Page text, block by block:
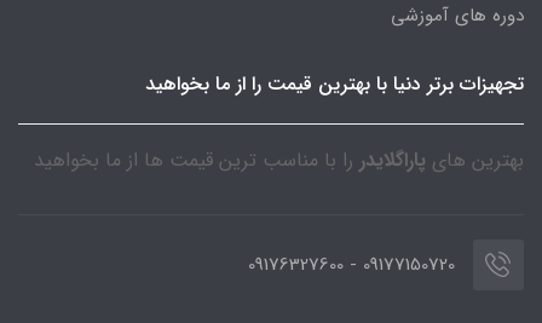
دوره های آموزشی
تجهیزات برتر دنیا با بهترین قیمت را از ما بخواهید
بهترین های پاراگلایدر را با مناسب ترین قیمت ها از ما بخواهید
09177150720 - 09176327600